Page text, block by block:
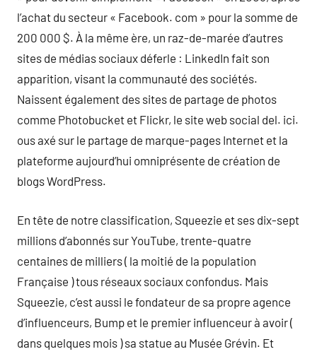
l’achat du secteur « Facebook. com » pour la somme de
200 000 $. À la même ère, un raz-de-marée d’autres
sites de médias sociaux déferle : LinkedIn fait son
apparition, visant la communauté des sociétés.
Naissent également des sites de partage de photos
comme Photobucket et Flickr, le site web social del. ici.
ous axé sur le partage de marque-pages Internet et la
plateforme aujourd’hui omniprésente de création de
blogs WordPress.
En tête de notre classification, Squeezie et ses dix-sept
millions d’abonnés sur YouTube, trente-quatre
centaines de milliers ( la moitié de la population
Française ) tous réseaux sociaux confondus. Mais
Squeezie, c’est aussi le fondateur de sa propre agence
d’influenceurs, Bump et le premier influenceur à avoir (
dans quelques mois ) sa statue au Musée Grévin. Et